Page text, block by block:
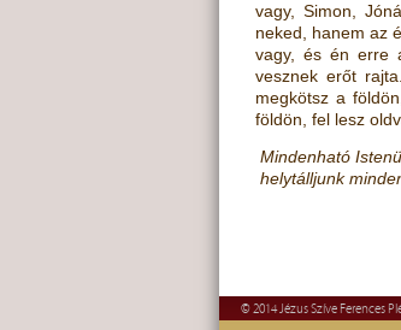
vagy, Simon,
neked, hanem az
vagy, és én erre
vesznek erőt
megkötsz a
földön, fel lesz
Mindenható
helytálljunk
© 2014 Jézus Szíve Ferences